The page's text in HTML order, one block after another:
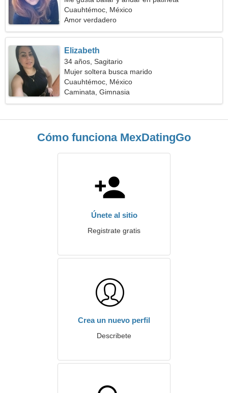
Cuauhtémoc, México
Amor verdadero
Elizabeth
34 años, Sagitario
Mujer soltera busca marido
Cuauhtémoc, México
Caminata, Gimnasia
Cómo funciona MexDatingGo
Únete al sitio
Registrate gratis
Crea un nuevo perfil
Describete